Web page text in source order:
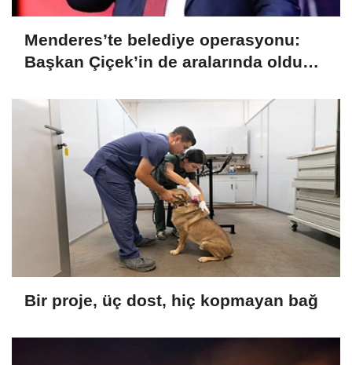
Menderes’te belediye operasyonu:
Başkan Çiçek’in de aralarında olduğu
Bir proje, üç dost, hiç kopmayan bağ